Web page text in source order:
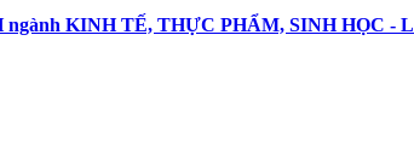
KINH TẾ, THỰC PHẨM, SINH HỌC -